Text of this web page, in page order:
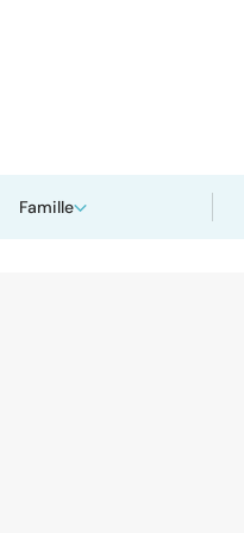
Famille